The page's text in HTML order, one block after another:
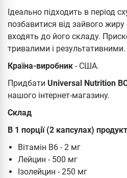
Ідеально підходить в період
позбавитися від зайвого
входять до його складу.
тривалими і результативними.
Країна-виробник - США.
Придбати Universal Nutrition
нашого інтернет-магазину.
Склад
В 1 порції (2 капсулах)
Вітамін В6 - 2 мг
Лейцин - 500 мг
Ізолейцин - 250 мг